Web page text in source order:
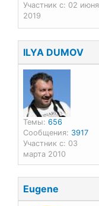
Участник с: 02 июня
2019
ILYA DUMOV
Темы: 656
Сообщения: 3917
Участник с: 03
марта 2010
Eugene